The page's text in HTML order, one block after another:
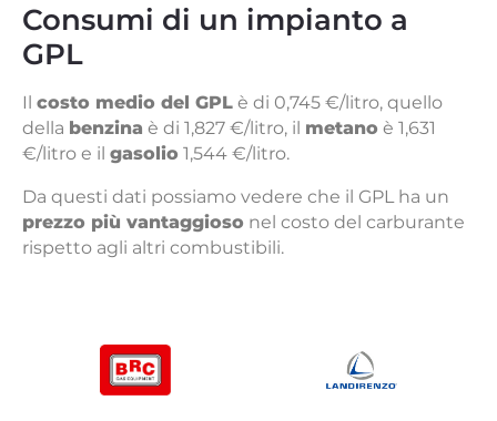
Consumi di un impianto a
GPL
Il costo medio del GPL è di 0,745 €/litro, quello
della benzina è di 1,827 €/litro, il metano è 1,631
€/litro e il gasolio 1,544 €/litro.
Da questi dati possiamo vedere che il GPL ha un
prezzo più vantaggioso nel costo del carburante
rispetto agli altri combustibili.